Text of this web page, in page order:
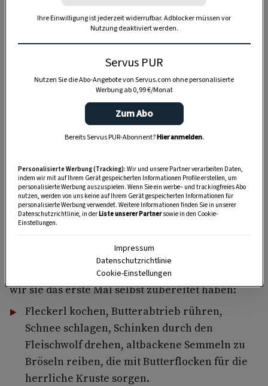
Erdäpfelschmarrnmit selbst gemachten
Grammeln, dieGröstln, Schmarrn und Aufläufe
alles war ein Gedicht.
Mehrmals die Woche fuhr er mit seinem alten
VW-Käfer unser Zuhause an und lieferte in
pastellfarbenen Menage-Reindln das Essen, das
er daheim gekocht hatte, lautstark angekündigt
vom Bellen unseres Hundes, den der Opa nach
Weil er ein Mann mit Prinzipien war, war auch
seine Küche streng saisonal; die
Restlverwertungging über alles, und unsere
geliebten Schinkenfleckerl gab es immer nur,
wenn vom Gselchten (mit dem besten
Kartoffelpüree der Welt) was übrigblieb.
Den Aufwand dafür kennen wir Enkelkinder, seit
wir sie das erste Mal selbst zubereitet haben:
Fleckerl kochen, Butterabtrieb rühren,
Schnee schlagen, Schinken durch den
Fleischwolf drehen, altbackene Semmeln zu
Bröseln reiben, die mit Butterflocken für die
herrliche Kruste sorgen.
Ihre Einwilligung ist jederzeit widerrufbar. Adblocker müssen vor
Nutzung deaktiviert werden.
Servus PUR
Nutzen Sie die Abo-Angebote von Servus.com ohne personalisierte
Werbung ab 0,99 €/Monat
Zum Abo
Bereits Servus PUR-Abonnent?Hier anmelden.
Personalisierte Werbung (Tracking): Wir und unsere Partner verarbeiten Daten,
indem wir mit auf Ihrem Gerät gespeicherten Informationen Profile erstellen, um
personalisierte Werbung auszuspielen. Wenn Sie ein werbe– und trackingfreies Abo
nutzen, werden von uns keine auf Ihrem Gerät gespeicherten Informationen für
personalisierte Werbung verwendet. Weitere Informationen finden Sie in unserer
Datenschutzrichtlinie, in derListe unserer Partnersowie in den Cookie-
Einstellungen.
Impressum
Datenschutzrichtlinie
Cookie-Einstellungen